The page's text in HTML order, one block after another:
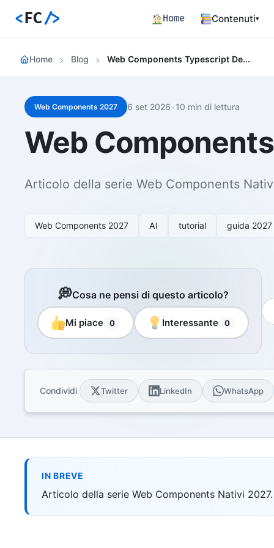
<FC/> Home Contenuti▾
Architettura
Hub dei
Articoli
Percorsi
Event
Career
Risorse
Libri e guide
Ebook
10 guide
Knowledge
Knowledge
dominio
Università
17 atenei IT
UniAppunti
Quiz
Home Blog Web Components Typescript Decorators
Web Components 2027 6 set 2026•10 min di lettura
Web
Articolo della serie Web Components
Web Components 2027 AI tutorial guida 2027
💭Cosa ne pensi di questo articolo?
Mi piace 0 Interessante 0
Condividi Twitter LinkedIn WhatsApp
IN BREVE
Articolo della serie Web Components Nativi